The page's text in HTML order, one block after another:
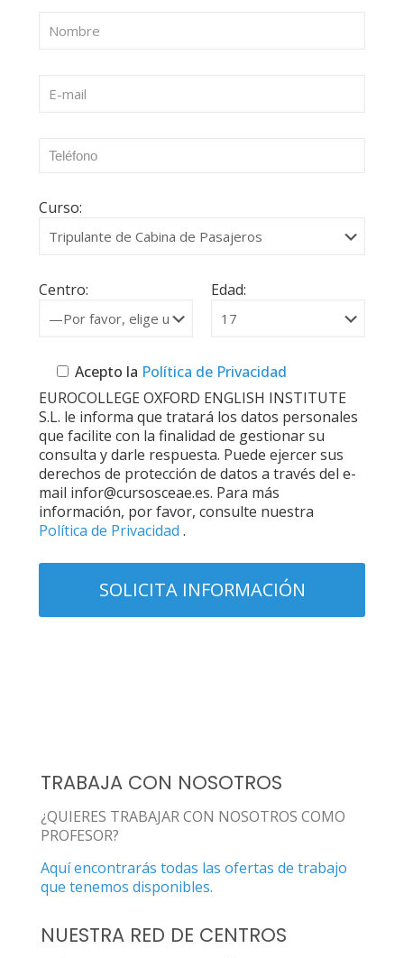
Curso:
Centro: Edad:
Acepto la Política de Privacidad
EUROCOLLEGE OXFORD ENGLISH INSTITUTE
S.L. le informa que tratará los datos personales
que facilite con la finalidad de gestionar su
consulta y darle respuesta. Puede ejercer sus
derechos de protección de datos a través del e-
mail infor@cursosceae.es. Para más
información, por favor, consulte nuestra
Política de Privacidad .
TRABAJA CON NOSOTROS
¿QUIERES TRABAJAR CON NOSOTROS COMO
PROFESOR?
Aquí encontrarás todas las ofertas de trabajo
que tenemos disponibles.
NUESTRA RED DE CENTROS